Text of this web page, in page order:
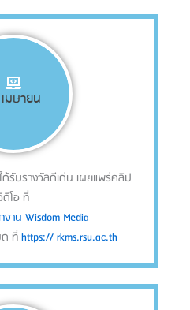
มษายน
รับรางวัลดีเด่น เผยแพร่คลิป
ดีโอ ที่
าน Wisdom Media
ที่ https:// rkms.rsu.ac.th